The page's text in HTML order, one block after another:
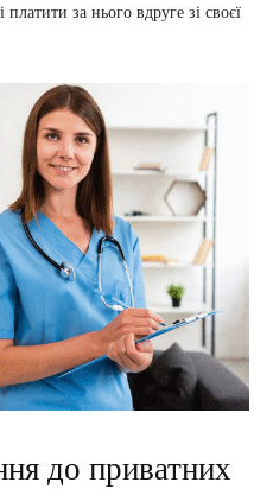
за нього вдруге зі своєї
до приватних